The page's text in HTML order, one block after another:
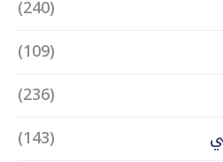
(240)
(109)
(236)
(143)